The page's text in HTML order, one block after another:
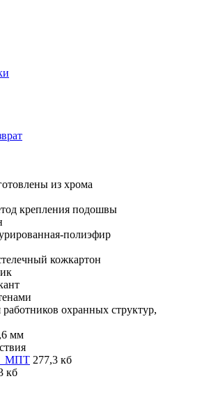
из хрома
крепления подошвы
полиэфир
кожкартон
охранных структур,
мм
277,3 кб
кб